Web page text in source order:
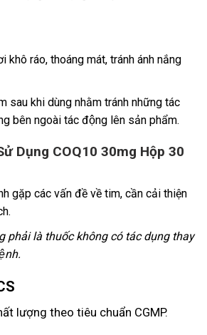
khô ráo, thoáng mát, tránh ánh nắng
sau khi dùng nhằm tránh những tác
bên ngoài tác động lên sản phẩm.
Dụng COQ10 30mg Hộp 30
gặp các vấn đề về tim, cần cải thiện
phải là thuốc không có tác dụng thay
lượng theo tiêu chuẩn CGMP.